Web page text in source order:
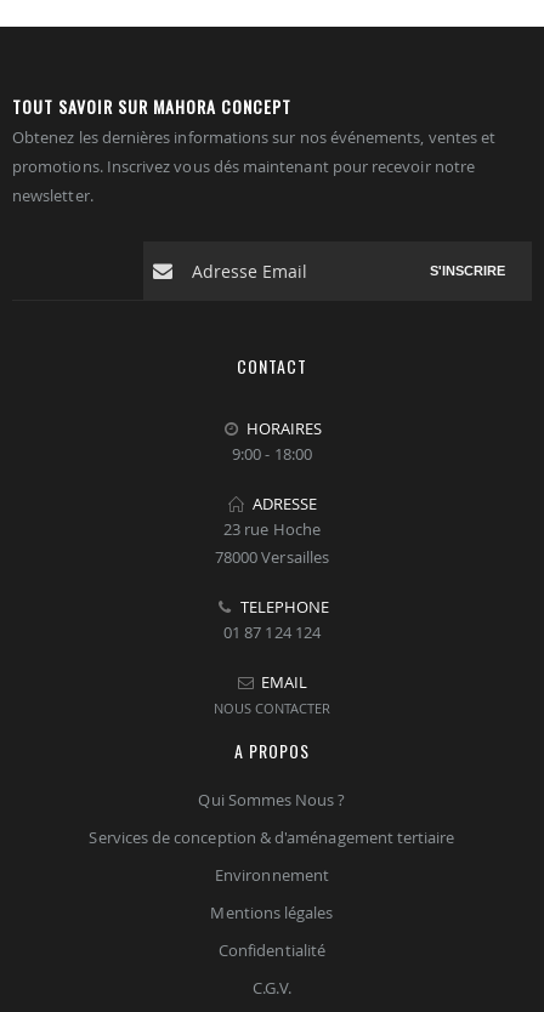
TOUT SAVOIR SUR MAHORA CONCEPT
Obtenez les dernières informations sur nos événements, ventes et
promotions. Inscrivez vous dés maintenant pour recevoir notre
newsletter.
S'INSCRIRE
CONTACT
HORAIRES
9:00 - 18:00
ADRESSE
23 rue Hoche
78000 Versailles
TELEPHONE
01 87 124 124
EMAIL
NOUS CONTACTER
A PROPOS
Qui Sommes Nous ?
Services de conception & d'aménagement tertiaire
Environnement
Mentions légales
Confidentialité
C.G.V.